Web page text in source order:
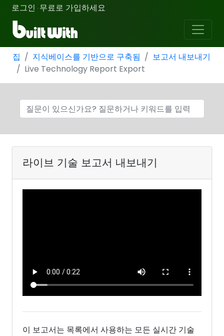
로그인 · 무료로 가입하세요
집 지식베이스를 기반으로 구축됨
보고서 내보내기
Live Technology Report Export
라이브 기술 보고서 내보내기
이 보고서는 목록에서 사용하는 모든 실시간 기술